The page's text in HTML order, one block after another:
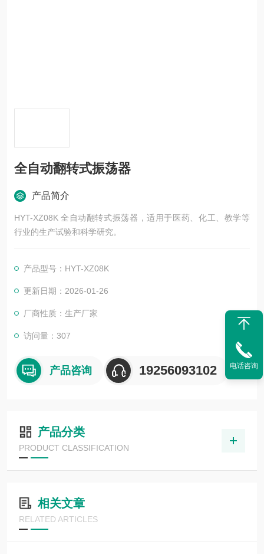
全自动翻转式振荡器
产品简介
HYT-XZ08K 全自动翻转式振荡器，适用于医药、化工、教学等
行业的生产试验和科学研究。
产品型号：HYT-XZ08K
更新日期：2026-01-26
厂商性质：生产厂家
访问量：307
产品咨询 19256093102
产品分类
PRODUCT CLASSIFICATION
相关文章
RELATED ARTICLES
电话咨询